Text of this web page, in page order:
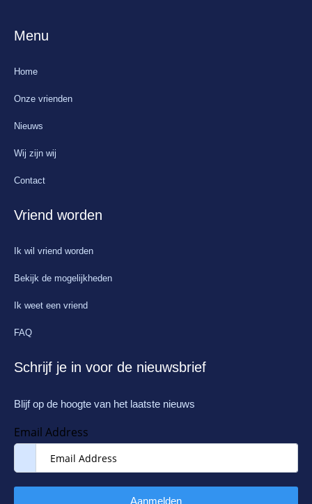
Menu
Home
Onze vrienden
Nieuws
Wij zijn wij
Contact
Vriend worden
Ik wil vriend worden
Bekijk de mogelijkheden
Ik weet een vriend
FAQ
Schrijf je in voor de nieuwsbrief
Blijf op de hoogte van het laatste nieuws
Email Address
Aanmelden